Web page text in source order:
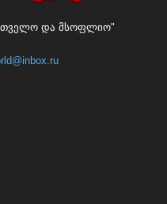
და მსოფლიო"